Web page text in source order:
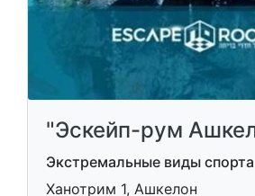
"Эскейп-рум
Экстремальные виды спорта
Ханотрим 1, Ашкелон